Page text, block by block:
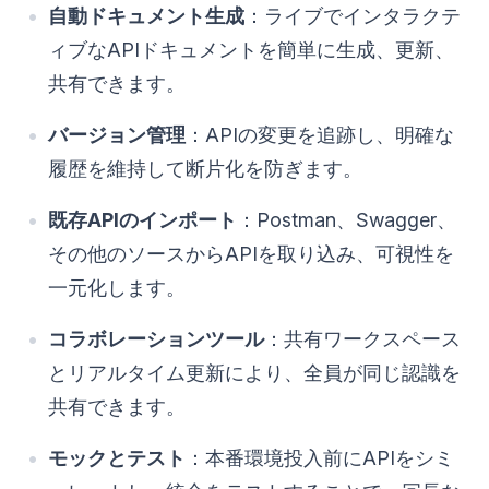
自動ドキュメント生成 ：ライブでインタラクテ
ィブなAPIドキュメントを簡単に生成、更新、
共有できます。
バージョン管理 ：APIの変更を追跡し、明確な
履歴を維持して断片化を防ぎます。
既存APIのインポート ：Postman、Swagger、
その他のソースからAPIを取り込み、可視性を
一元化します。
コラボレーションツール：共有ワークスペース
とリアルタイム更新により、全員が同じ認識を
共有できます。
モックとテスト ：本番環境投入前にAPIをシミ